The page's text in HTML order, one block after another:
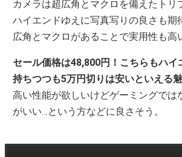
カメラは超広角とマクロを備えたトリ
ハイエンドゆえに写真写りの良さも期
広角とマクロがあることで実用性も高
セール価格は48,800円！こちらもハイ
持ちつつも5万円切りは安いといえる
高い性能が欲しいけどゲーミングでは
がいい…という方などに良さそう。